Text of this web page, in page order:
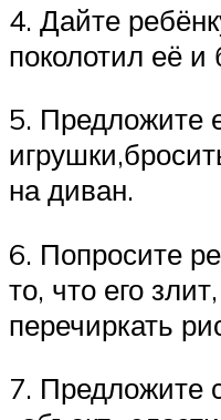
4. Дайте
поколотил её и
5. Предложите
на диван.
6. Попросите
то, что его
перечиркать
7. Предложите